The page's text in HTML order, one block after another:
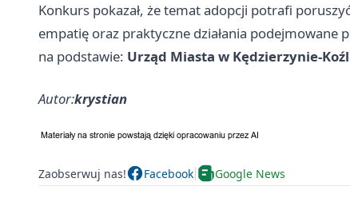
Konkurs pokazał, że temat adopcji potrafi
empatię oraz praktyczne działania podejmowane
na podstawie: Urząd Miasta w Kędzierzynie-
Autor:krystian
Zaobserwuj nas! Facebook Google News